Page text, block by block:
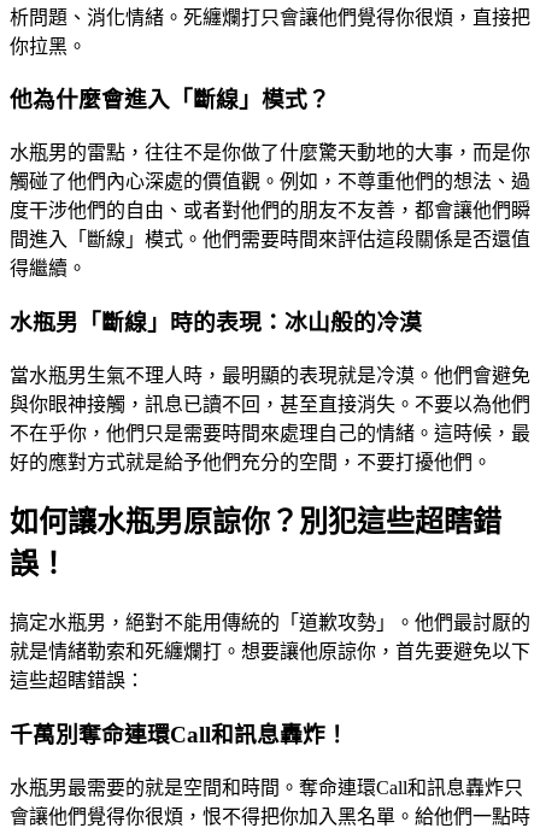
析問題、消化情緒。死纏爛打只會讓他們覺得你很煩，直接把
你拉黑。
他為什麼會進入「斷線」模式？
水瓶男的雷點，往往不是你做了什麼驚天動地的大事，而是你
觸碰了他們內心深處的價值觀。例如，不尊重他們的想法、過
度干涉他們的自由、或者對他們的朋友不友善，都會讓他們瞬
間進入「斷線」模式。他們需要時間來評估這段關係是否還值
得繼續。
水瓶男「斷線」時的表現：冰山般的冷漠
當水瓶男生氣不理人時，最明顯的表現就是冷漠。他們會避免
與你眼神接觸，訊息已讀不回，甚至直接消失。不要以為他們
不在乎你，他們只是需要時間來處理自己的情緒。這時候，最
好的應對方式就是給予他們充分的空間，不要打擾他們。
如何讓水瓶男原諒你？別犯這些超瞎錯
誤！
搞定水瓶男，絕對不能用傳統的「道歉攻勢」。他們最討厭的
就是情緒勒索和死纏爛打。想要讓他原諒你，首先要避免以下
這些超瞎錯誤：
千萬別奪命連環Call和訊息轟炸！
水瓶男最需要的就是空間和時間。奪命連環Call和訊息轟炸只
會讓他們覺得你很煩，恨不得把你加入黑名單。給他們一點時